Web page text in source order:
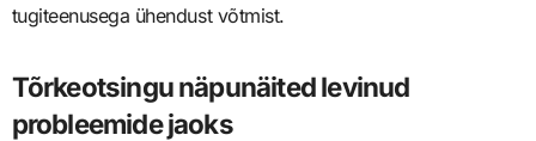
tugiteenusega ühendust võtmist.
Tõrkeotsingu näpunäited levinud
probleemide jaoks